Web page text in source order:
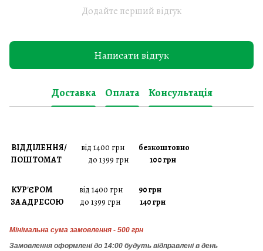
Додайте перший відгук
Написати відгук
Доставка Оплата Консультація
ВІДДІЛЕННЯ/ від 1400 грн безкоштовно
ПОШТОМАТ до 1399 грн 100 грн
КУР'ЄРОМ від 1400 грн 90 грн
ЗА АДРЕСОЮ до 1399 грн 140 грн
Мінімальна сума замовлення - 500 грн
Замовлення оформлені до 14:00 будуть відправлені в день